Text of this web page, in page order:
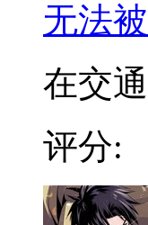
无法
在交
评分: